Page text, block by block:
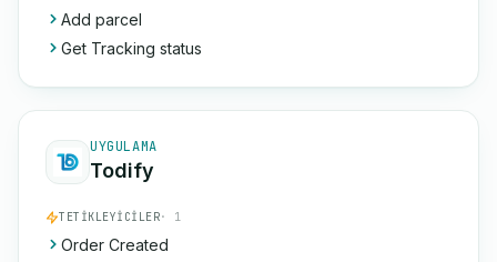
Add parcel
Get Tracking status
UYGULAMA
Todify
TETIKLEYICILER· 1
Order Created